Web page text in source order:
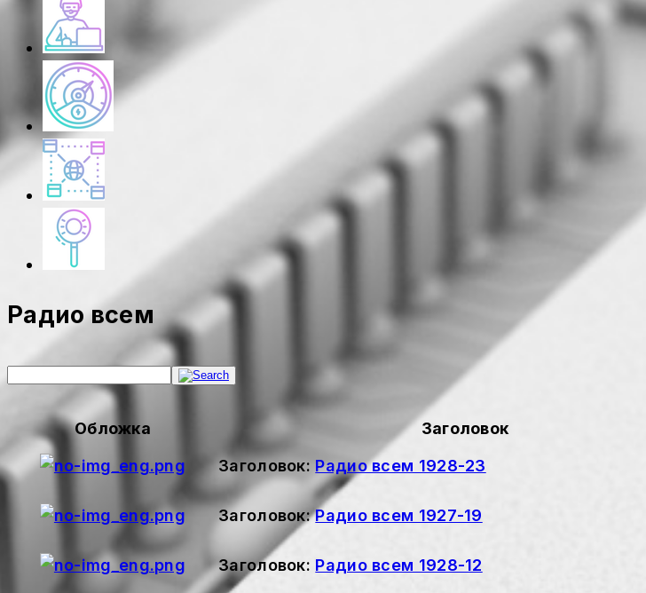
Радио всем
Обложка
Заголовок
Заголовок: Радио всем 1928-23
Заголовок: Радио всем 1927-19
Заголовок: Радио всем 1928-12